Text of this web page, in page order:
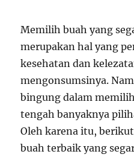
Memilih buah yang
merupakan hal yang
kesehatan dan
mengonsumsinya.
bingung dalam
tengah banyaknya
Oleh karena itu,
buah terbaik yang